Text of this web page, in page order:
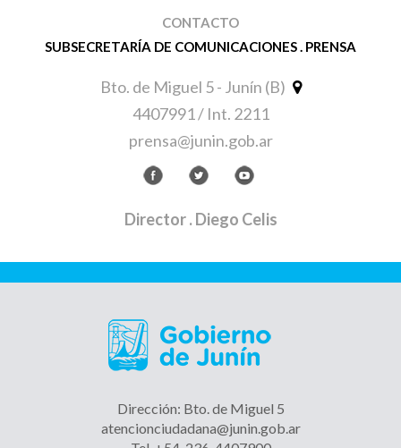
CONTACTO
SUBSECRETARÍA DE COMUNICACIONES . PRENSA
Bto. de Miguel 5 - Junín (B)
4407991 / Int. 2211
prensa@junin.gob.ar
Director. Diego Celis
Dirección: Bto. de Miguel 5
atencionciudadana@junin.gob.ar